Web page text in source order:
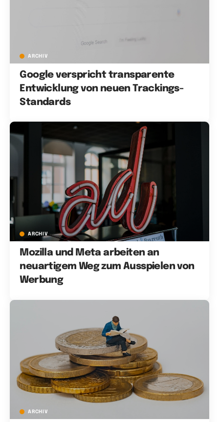
ARCHIV
Google verspricht transparente
Entwicklung von neuen Trackings-
Standards
ARCHIV
Mozilla und Meta arbeiten an
neuartigem Weg zum Ausspielen von
Werbung
ARCHIV